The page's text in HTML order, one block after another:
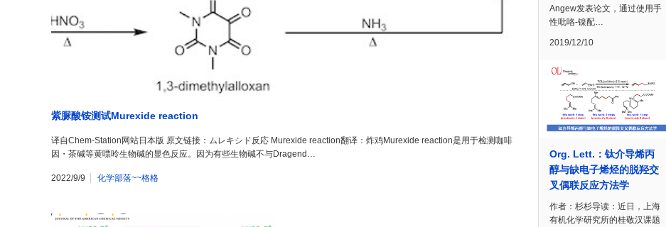
紫脲酸铵测试Murexide reaction
译自Chem-Station网站日本版 原文链接：ムレキシド反応 Murexide reaction翻译：炸鸡Murexide reaction是用于检测咖啡
因・茶碱等黄嘌呤生物碱的显色反应。因为有些生物碱不与Dragend…
2022/9/9 化学部落~~格格
Angew发表论文，通过使用手
性吡咯-镍配…
2019/12/10
Org. Lett.：钛介导烯丙
醇与缺电子烯烃的脱羟交
叉偶联反应方法学
作者：杉杉导读：近日，上海
有机化学研究所的桂敬汉课题